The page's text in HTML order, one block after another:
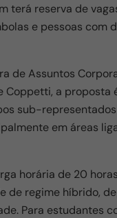
terá reserva de
e pessoas com
de Assuntos
Coppetti, a proposta
sub-
em áreas
horária de 20
de regime híbrido,
Para estudantes